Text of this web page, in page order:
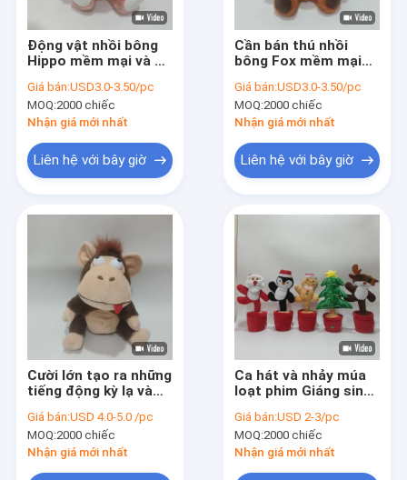
Động vật nhồi bông
Hippo mềm mại và dễ
Giá bán:USD3.0-3.50/pc
MOQ:2000 chiếc
Nhận giá mới nhất
Liên hệ với bây giờ
Cần bán thú nhồi
bông Fox mềm mại
Giá bán:USD3.0-3.50/pc
MOQ:2000 chiếc
Nhận giá mới nhất
Liên hệ với bây giờ
Cười lớn tạo ra những
tiếng động kỳ lạ và
bông Khỉ nhồi bông
động vật điên
Giá bán:USD 4.0-5.0 /pc
MOQ:2000 chiếc
Nhận giá mới nhất
Ca hát và nhảy múa
loạt phim Giáng sinh
gừng người đàn ông
cây Giáng sinh Chim
cánh cụt Elk
Giá bán:USD 2-3/pc
MOQ:2000 chiếc
Nhận giá mới nhất